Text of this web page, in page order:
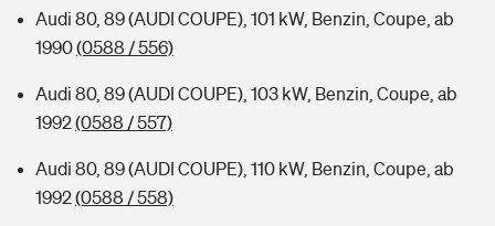
Audi 80, 89 (AUDI COUPE), 101 kW, Benzin, Coupe, ab
1990(0588 / 556)
Audi 80, 89 (AUDI COUPE), 103 kW, Benzin, Coupe, ab
1992(0588 / 557)
Audi 80, 89 (AUDI COUPE), 110 kW, Benzin, Coupe, ab
1992(0588 / 558)